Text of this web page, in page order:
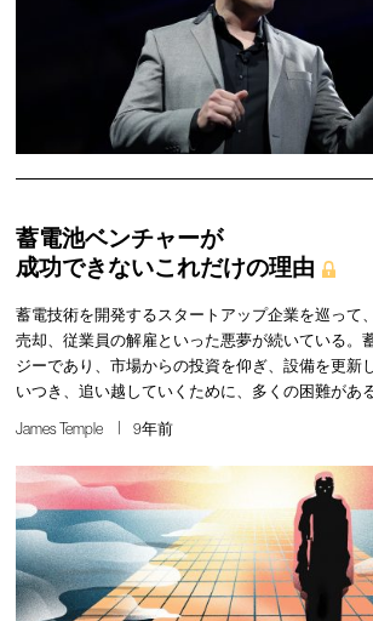
蓄電池ベンチャーが
成功できないこれだけの理由
蓄電技術を開発するスタートアップ企業を巡って
売却、従業員の解雇といった悪夢が続いている。
ジーであり、市場からの投資を仰ぎ、設備を更新
いつき、追い越していくために、多くの困難がある
James Temple 9年前